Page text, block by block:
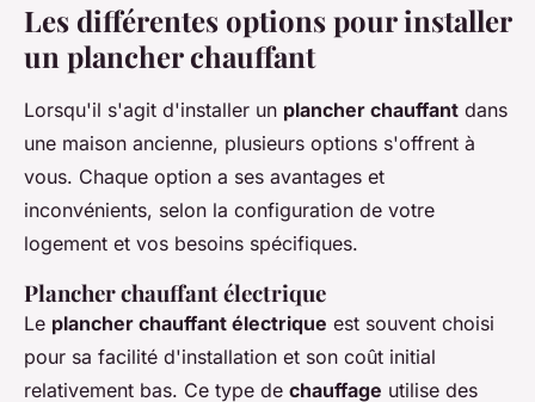
Les différentes options pour installer
un plancher chauffant
Lorsqu'il s'agit d'installer un plancher chauffant dans
une maison ancienne, plusieurs options s'offrent à
vous. Chaque option a ses avantages et
inconvénients, selon la configuration de votre
logement et vos besoins spécifiques.
Plancher chauffant électrique
Le plancher chauffant électrique est souvent choisi
pour sa facilité d'installation et son coût initial
relativement bas. Ce type de chauffage utilise des